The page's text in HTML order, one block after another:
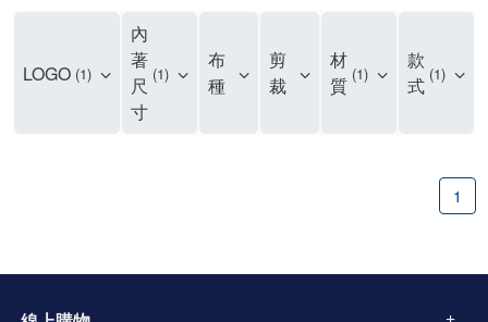
LOGO 1
內
著
尺
寸
1
布
種
剪
裁
材
質 1
款
式 1
1